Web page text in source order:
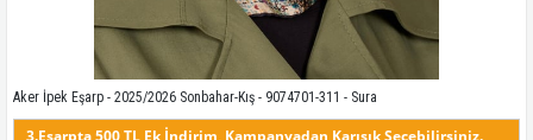
Aker İpek Eşarp - 2025/2026 Sonbahar-Kış - 9074701-311 - Sura